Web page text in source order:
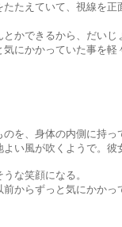
、視線を正面から
るから、だいじょ
いた事を軽々と「
体の内側に持って
くようで。彼女の
顔になる。
と気にかかってい